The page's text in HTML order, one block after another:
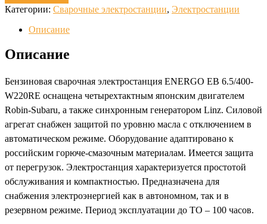
Категории: Сварочные электростанции, Электростанции
Описание
Описание
Бензиновая сварочная электростанция ENERGO EB 6.5/400-
W220RE оснащена четырехтактным японским двигателем
Robin-Subaru, а также синхронным генератором Linz. Силовой
агрегат снабжен защитой по уровню масла с отключением в
автоматическом режиме. Оборудование адаптировано к
российским горюче-смазочным материалам. Имеется защита
от перегрузок. Электростанция характеризуется простотой
обслуживания и компактностью. Предназначена для
снабжения электроэнергией как в автономном, так и в
резервном режиме. Период эксплуатации до ТО – 100 часов.